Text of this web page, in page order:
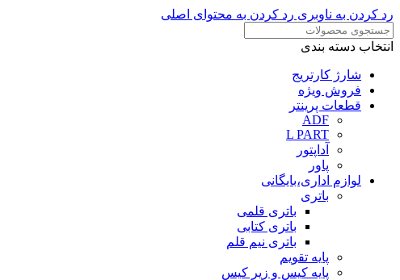
رد کردن به ناوبری رد کردن به محتوای اصلی
انتخاب دسته بندی
شارژ کارتریج
فروش ویژه
قطعات پرینتر
ADF
L PART
آداپتور
پاور
لوازم اداری،بایگانی
باتری
باتری قلمی
باتری کتابی
باتری نیم قلم
پایه تقویم
پایه کیس و زیر کیس